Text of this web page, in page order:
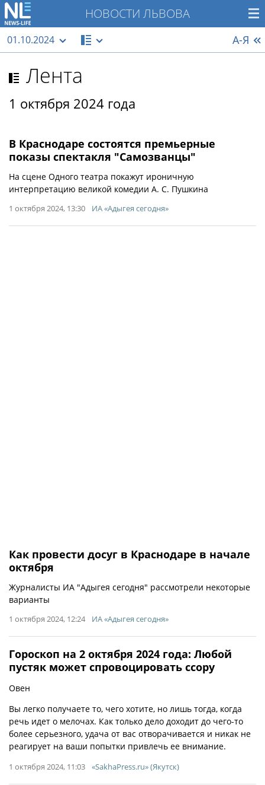
НОВОСТИ ЛЬВОВА
01.10.2024 А-Я
Лента
1 октября 2024 года
В Краснодаре состоятся премьерные
показы спектакля "Самозванцы"
На сцене Одного театра покажут ироничную
интерпретацию великой комедии А. С. Пушкина
1 октября 2024, 13:30 ИА «Адыгея сегодня»
Как провести досуг в Краснодаре в начале
октября
Журналисты ИА "Адыгея сегодня" рассмотрели некоторые
варианты
1 октября 2024, 12:24 ИА «Адыгея сегодня»
Гороскоп на 2 октября 2024 года: Любой
пустяк может спровоцировать ссору
Овен
Вы легко получаете то, чего хотите, но лишь тогда, когда
речь идет о мелочах. Как только дело доходит до чего-то
более серьезного, удача от вас отворачивается и никак не
реагирует на ваши попытки привлечь ее внимание.
1 октября 2024, 11:03 «SakhaPress.ru» (Якутск)